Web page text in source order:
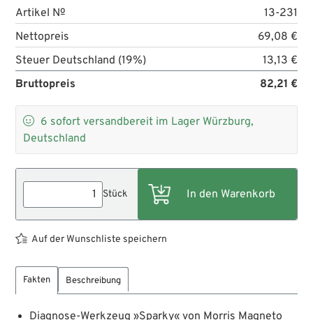
Artikel №
13-231
Nettopreis
69,08 €
Steuer Deutschland (19%)
13,13 €
Bruttopreis
82,21 €
 6 sofort versandbereit im Lager Würzburg,
Deutschland
Stück
Auf der Wunschliste speichern
Fakten Beschreibung
Diagnose-Werkzeug »Sparky« von Morris Magneto